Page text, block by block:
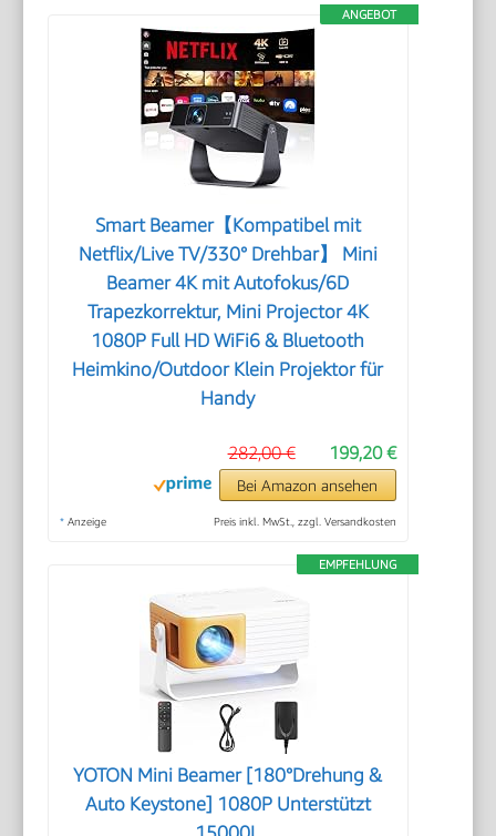
ANGEBOT
Smart Beamer【Kompatibel mit
Netflix/Live TV/330° Drehbar】 Mini
Beamer 4K mit Autofokus/6D
Trapezkorrektur, Mini Projector 4K
1080P Full HD WiFi6 & Bluetooth
Heimkino/Outdoor Klein Projektor für
Handy
199,20 €
282,00 €
Bei Amazon ansehen
* Anzeige Preis inkl. MwSt., zzgl. Versandkosten
EMPFEHLUNG
YOTON Mini Beamer [180°Drehung &
Auto Keystone] 1080P Unterstützt